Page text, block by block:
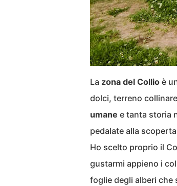
La zona del Collio è
dolci, terreno
umane e tanta storia
pedalate alla
Ho scelto proprio il
gustarmi appieno i
foglie degli alberi che